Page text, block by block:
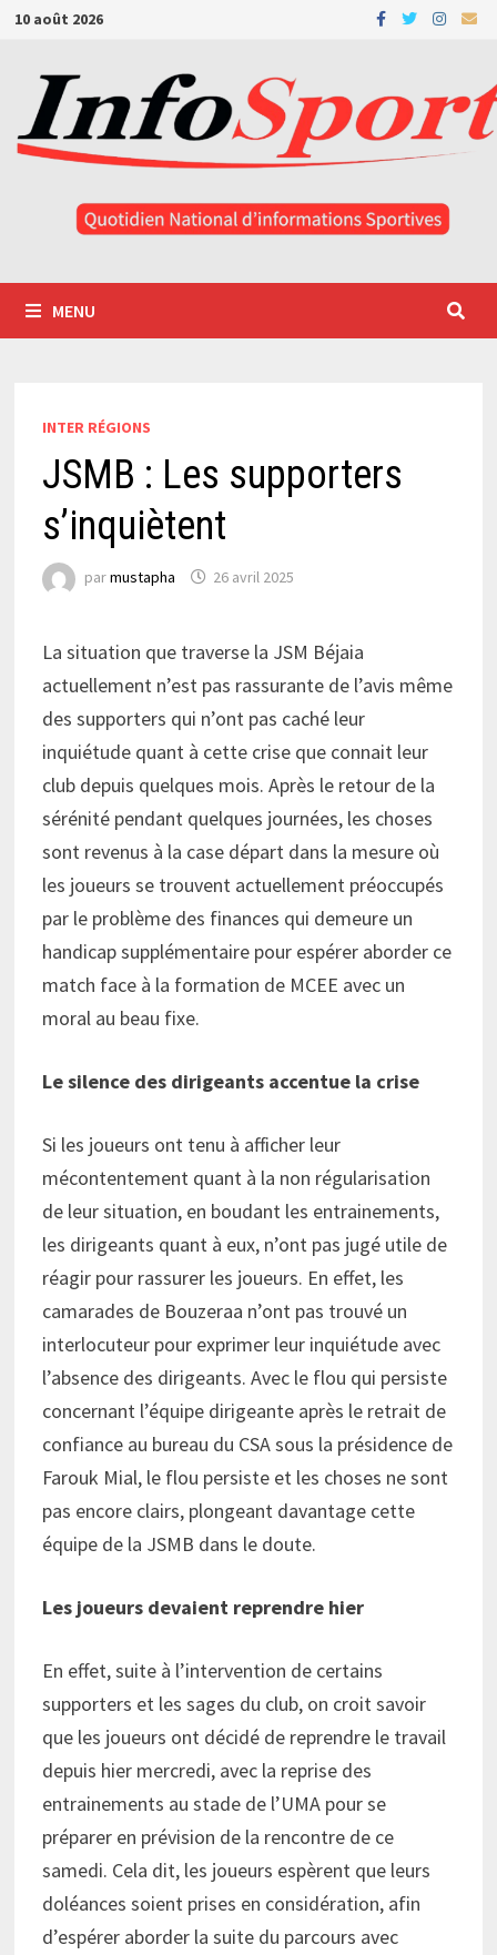
Passer
contenu
10 août 2026
MENU
INTER RÉGIONS
JSMB : Les supporters
s’inquiètent
parmustapha 26 avril 2025
La situation que traverse la JSM Béjaia
actuellement n’est pas rassurante de l’avis même
des supporters qui n’ont pas caché leur
inquiétude quant à cette crise que connait leur
club depuis quelques mois. Après le retour de la
sérénité pendant quelques journées, les choses
sont revenus à la case départ dans la mesure où
les joueurs se trouvent actuellement préoccupés
par le problème des finances qui demeure un
handicap supplémentaire pour espérer aborder ce
match face à la formation de MCEE avec un
moral au beau fixe.
Le silence des dirigeants accentue la crise
Si les joueurs ont tenu à afficher leur
mécontentement quant à la non régularisation
de leur situation, en boudant les entrainements,
les dirigeants quant à eux, n’ont pas jugé utile de
réagir pour rassurer les joueurs. En effet, les
camarades de Bouzeraa n’ont pas trouvé un
interlocuteur pour exprimer leur inquiétude avec
l’absence des dirigeants. Avec le flou qui persiste
concernant l’équipe dirigeante après le retrait de
confiance au bureau du CSA sous la présidence de
Farouk Mial, le flou persiste et les choses ne sont
pas encore clairs, plongeant davantage cette
équipe de la JSMB dans le doute.
Les joueurs devaient reprendre hier
En effet, suite à l’intervention de certains
supporters et les sages du club, on croit savoir
que les joueurs ont décidé de reprendre le travail
depuis hier mercredi, avec la reprise des
entrainements au stade de l’UMA pour se
préparer en prévision de la rencontre de ce
samedi. Cela dit, les joueurs espèrent que leurs
doléances soient prises en considération, afin
d’espérer aborder la suite du parcours avec